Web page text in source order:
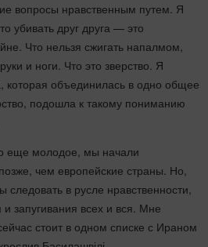
вопросы нравственным путем. Я
убивать друг друга — это
Что нельзя сжигать напалмом,
и ноги. Что это зверство. Я
объединилась в одно общее
подошла к такому пониманию
еще молодое, мы начали
чем европейские страны. Но,
в русле нравственности,
запугивания всех и вся. Мне
стоит в одном списке с Ираном